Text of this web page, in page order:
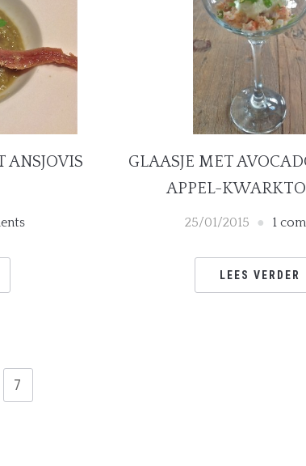
ANSJOVIS
GLAASJE MET
APPEL-
25/01/2015 1
LEES VERDER
7